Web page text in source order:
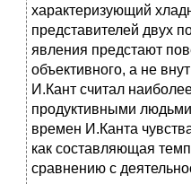
характеризующий
представителей двух
явления предстают
объективного, а не
И.Кант считал
продуктивными
времен И.Канта
как составляющая
сравнению с